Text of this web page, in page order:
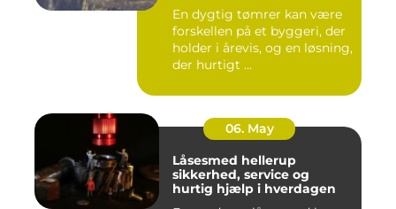
En dygtig tømrer kan være
forskellen på et byggeri, der
holder i årevis, og en løsning,
der hurtigt ...
06. May
Låsesmed hellerup
sikkerhed, service og
hurtig hjælp i hverdagen